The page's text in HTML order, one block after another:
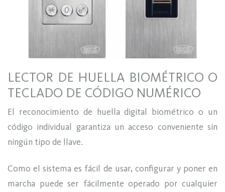
LECTOR DE HUELLA BIOMÉTRICO O
TECLADO DE CÓDIGO NUMÉRICO
El reconocimiento de huella digital biométrico o un
código individual garantiza un acceso conveniente sin
ningún tipo de llave.
Como el sistema es fácil de usar, configurar y poner en
marcha puede ser fácilmente operado por cualquier